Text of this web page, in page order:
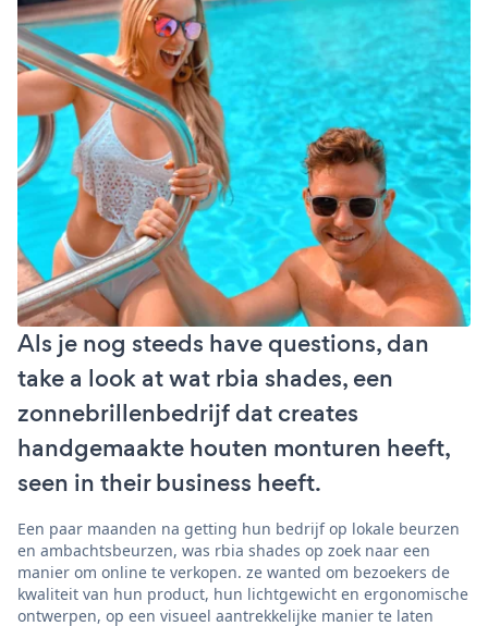
Als je nog steeds have questions, dan
take a look at wat rbia shades, een
zonnebrillenbedrijf dat creates
handgemaakte houten monturen heeft,
seen in their business heeft.
Een paar maanden na getting hun bedrijf op lokale beurzen
en ambachtsbeurzen, was rbia shades op zoek naar een
manier om online te verkopen. ze wanted om bezoekers de
kwaliteit van hun product, hun lichtgewicht en ergonomische
ontwerpen, op een visueel aantrekkelijke manier te laten